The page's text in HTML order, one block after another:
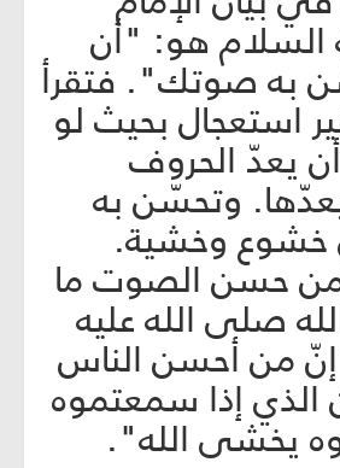
السلام هو: "أن
به صوتك". فتقرأ
استعجال بحيث لو
يعدّ الحروف
وتحسّن به
وخشية.
حسن الصوت ما
صلى الله عليه
من أحسن الناس
الذي إذا سمعتموه
يخشى الله".